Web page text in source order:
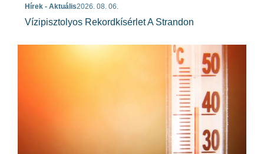
Hírek - Aktuális2026. 08. 06.
Vízipisztolyos Rekordkísérlet A Strandon